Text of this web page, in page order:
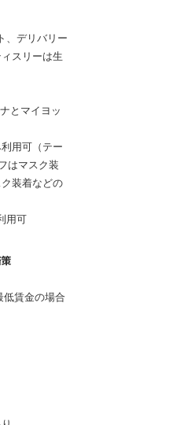
、デリバリー
スリーは生
とマイヨッ
用可（テー
はマスク装
装着などの
用可
低賃金の場合